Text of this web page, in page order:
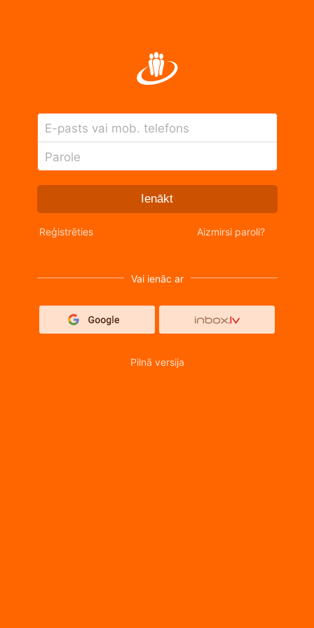
E-pasts vai mob. telefons
Parole
Ienākt
Reģistrēties Aizmirsi paroli?
Vai ienāc ar
Pilnā versija